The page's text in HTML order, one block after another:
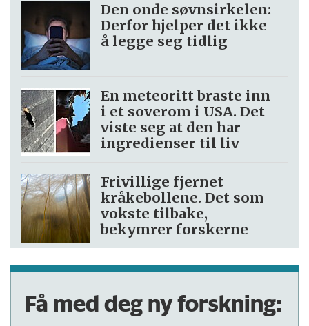
Den onde søvnsirkelen:
Derfor hjelper det ikke
å legge seg tidlig
En meteoritt braste inn
i et soverom i USA. Det
viste seg at den har
ingredienser til liv
Frivillige fjernet
kråkebollene. Det som
vokste tilbake,
bekymrer forskerne
Få med deg ny forskning: